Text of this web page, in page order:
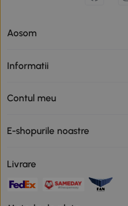
Aosom
Informatii
Contul meu
E-shopurile noastre
Livrare